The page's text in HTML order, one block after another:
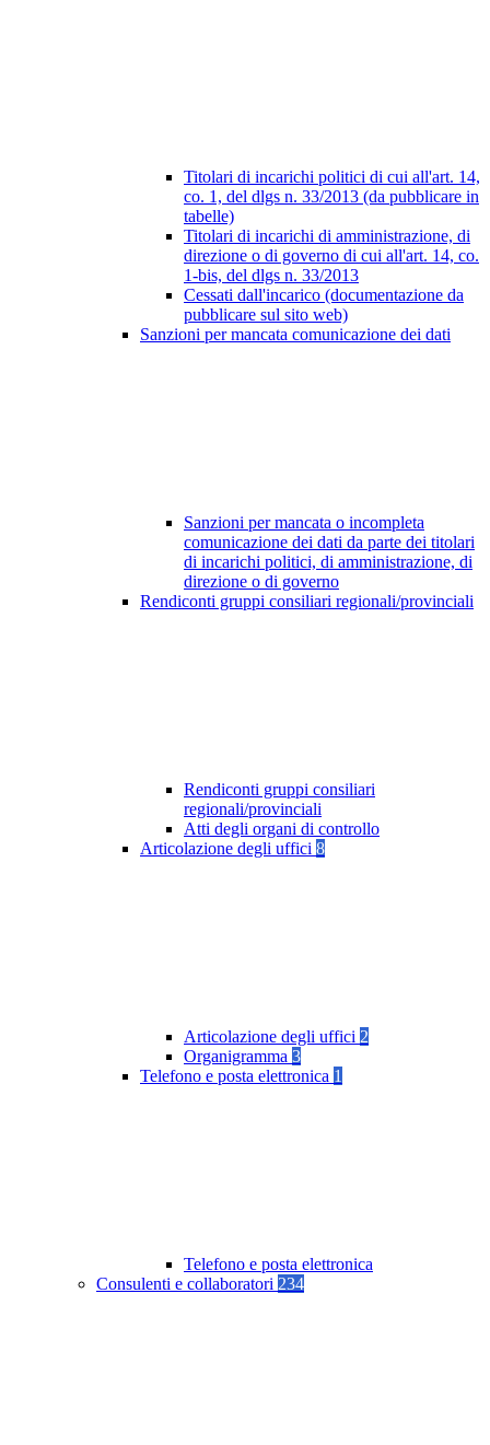
Titolari di incarichi politici di cui all'art. 14,
co. 1, del dlgs n. 33/2013 (da pubblicare in
tabelle)
Titolari di incarichi di amministrazione, di
direzione o di governo di cui all'art. 14, co.
1-bis, del dlgs n. 33/2013
Cessati dall'incarico (documentazione da
pubblicare sul sito web)
Sanzioni per mancata comunicazione dei dati
Sanzioni per mancata o incompleta
comunicazione dei dati da parte dei titolari
di incarichi politici, di amministrazione, di
direzione o di governo
Rendiconti gruppi consiliari regionali/provinciali
Rendiconti gruppi consiliari
regionali/provinciali
Atti degli organi di controllo
Articolazione degli uffici 8
Articolazione degli uffici 2
Organigramma 3
Telefono e posta elettronica 1
Telefono e posta elettronica
Consulenti e collaboratori 234